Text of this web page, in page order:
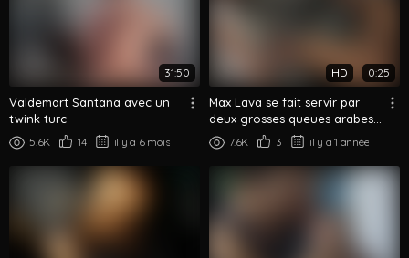
31:50
Valdemart Santana avec un
twink turc
5.6K 14 il y a 6 mois
HD 0:25
Max Lava se fait servir par
deux grosses queues arabes
— Partie 1
7.6K 3 il y a 1 année